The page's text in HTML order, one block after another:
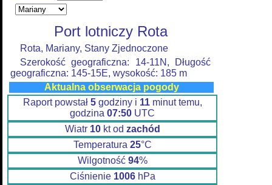
Port lotniczy Rota
Rota, Mariany, Stany Zjednoczone
Szerokość geograficzna: 14-11N, Długość
geograficzna: 145-15E, wysokość: 185 m
Aktualna obserwacja pogody
Raport powstał 5godziny i 11minut temu,
godzina 07:50 UTC
Wiatr 10kt od zachód
Temperatura 25°C
Wilgotność 94%
Ciśnienie 1006hPa